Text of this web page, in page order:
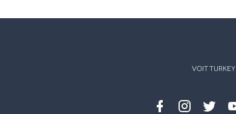
VOIT TURKEY